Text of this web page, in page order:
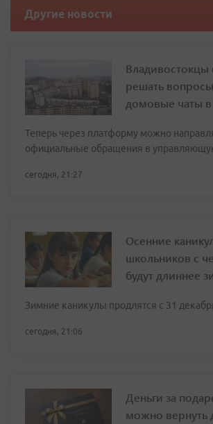
Другие новости
Владивостокцы
решать
домовые чаты
Теперь через платформу можно
официальные обращения в
сегодня, 21:27
Осенние
школьников с
будут длиннее
Зимние каникулы продлятся с 31
сегодня, 21:06
Деньги за
можно вернуть